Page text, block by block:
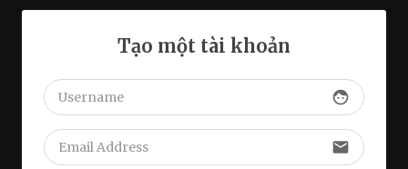
Tạo một tài khoản
face
email